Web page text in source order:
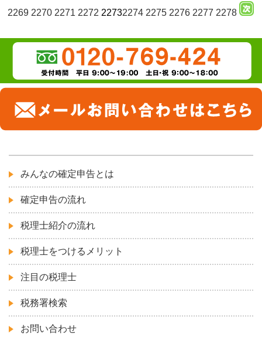
2269 2270 2271 2272 22732274 2275 2276 2277 2278
みんなの確定申告とは
確定申告の流れ
税理士紹介の流れ
税理士をつけるメリット
注目の税理士
税務署検索
お問い合わせ